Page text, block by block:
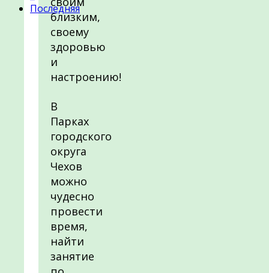
близким,
своему
здоровью
и
настроению!
В
Парках
городского
округа
Чехов
можно
чудесно
провести
время,
найти
занятие
Последняя